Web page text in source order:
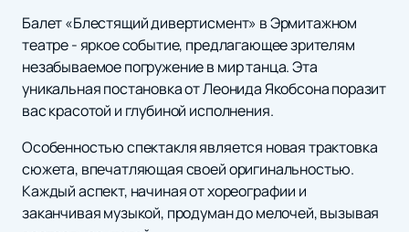
Балет «Блестящий дивертисмент» в Эрмитажном
театре - яркое событие, предлагающее зрителям
незабываемое погружение в мир танца. Эта
уникальная постановка от Леонида Якобсона поразит
вас красотой и глубиной исполнения.
Особенностью спектакля является новая трактовка
сюжета, впечатляющая своей оригинальностью.
Каждый аспект, начиная от хореографии и
заканчивая музыкой, продуман до мелочей, вызывая